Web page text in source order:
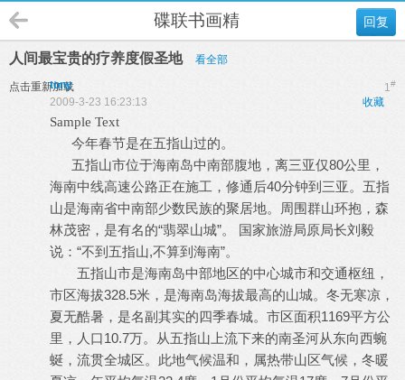
回复
碟联书画精
人间最宝贵的疗养度假圣地 看全部
点击重新加载 1#
tony
收藏
2009-3-23 16:23:13
Sample Text
今年春节是在五指山过的。
五指山市位于海南岛中南部腹地，离三亚仅80公里，
海南中线高速公路正在施工，修通后40分钟到三亚。五指
山是海南省中南部少数民族的聚居地。周围群山环抱，森
林茂密，是有名的“翡翠山城”。 国家旅游局原局长刘毅
说：“不到五指山,不算到海南”。
五指山市是海南岛中部地区的中心城市和交通枢纽，
市区海拔328.5米，是海南岛海拔最高的山城。冬无寒凉，
夏无酷暑，是名副其实的四季春城。市区面积1169平方公
里，人口10.7万。从五指山上流下来的南圣河从东向西蜿
蜒，流贯全城区。此地气候温和，属热带山区气候，冬暖